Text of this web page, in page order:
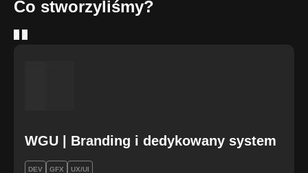
Co stworzyliśmy?
WGU | Branding i dedykowany system
DEV GFX UX/UI